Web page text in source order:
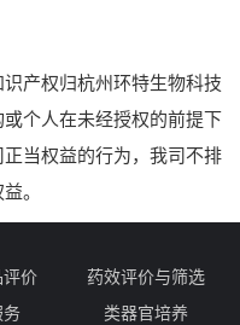
产权归杭州环特生物科技
个人在未经授权的前提下
当权益的行为，我司不排
。
价
药效评价与筛选
务 类器官培养